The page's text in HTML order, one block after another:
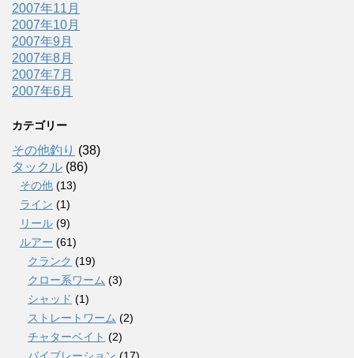
2007年11月
2007年10月
2007年9月
2007年8月
2007年7月
2007年6月
カテゴリー
その他釣り (38)
タックル (86)
その他 (13)
ライン (1)
リール (9)
ルアー (61)
クランク (19)
クロー系ワーム (3)
シャッド (1)
ストレートワーム (2)
チャターベイト (2)
バイブレーション (17)